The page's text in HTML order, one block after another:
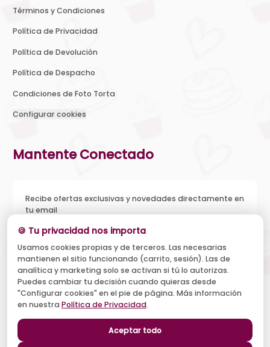
Términos y Condiciones
Política de Privacidad
Política de Devolución
Política de Despacho
Condiciones de Foto Torta
Configurar cookies
Mantente Conectado
Recibe ofertas exclusivas y novedades directamente en
tu email
Acepto recibir novedades y ofertas, y el tratamiento de mi
email según la Política de Privacidad . Puedo darme de baja
cuando quiera.
Suscribirse
🍪 Tu privacidad nos importa
Usamos cookies propias y de terceros. Las necesarias
mantienen el sitio funcionando (carrito, sesión). Las de
analítica y marketing solo se activan si tú lo autorizas.
Puedes cambiar tu decisión cuando quieras desde
"Configurar cookies" en el pie de página. Más información
en nuestra Política de Privacidad.
Aceptar todo